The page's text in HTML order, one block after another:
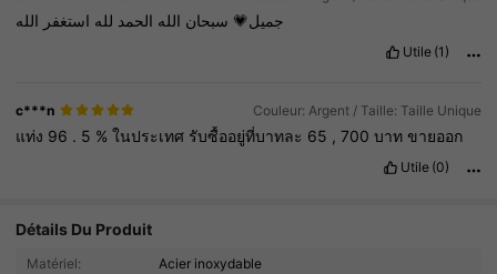
جميل💗 سبحان الله الحمد لله استغفر الله
Utile (1)
c***n Couleur: Argent / Taille: Taille Unique
แท่ง 96 . 5 %ในประเทศ รับซื้ออยู่ที่บาทละ 65 ,700บาทขายออก
Utile (0)
Détails Du Produit
Matériel: Acier inoxydable
4.91